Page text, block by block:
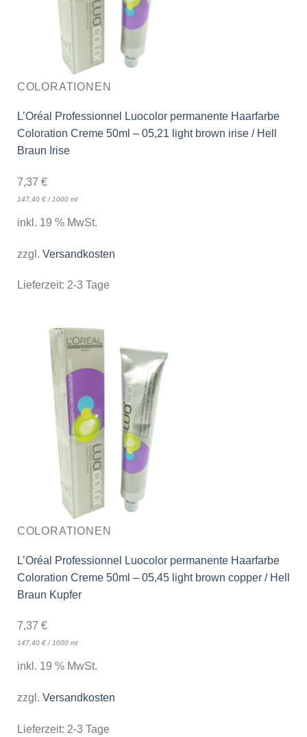
COLORATIONEN
L’Oréal Professionnel Luocolor permanente Haarfarbe
Coloration Creme 50ml – 05,21 light brown irise / Hell
Braun Irise
7,37 €
147,40 €/ 1000 ml
inkl. 19 % MwSt.
zzgl. Versandkosten
Lieferzeit: 2-3 Tage
COLORATIONEN
L’Oréal Professionnel Luocolor permanente Haarfarbe
Coloration Creme 50ml – 05,45 light brown copper / Hell
Braun Kupfer
7,37 €
147,40 €/1000 ml
inkl. 19 % MwSt.
zzgl. Versandkosten
Lieferzeit: 2-3 Tage